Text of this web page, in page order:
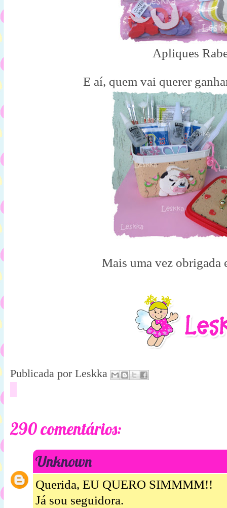
Apliques
E aí, quem vai querer
Mais uma vez obrigada
Publicada por Leskka
290 comentários:
Unknown
Querida, EU QUERO SIMMMM!!
Já sou seguidora.